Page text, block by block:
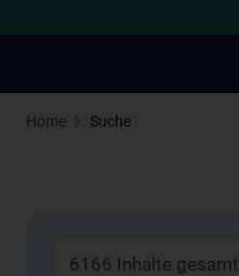
Home Suche
6166 Inhalte gesamt